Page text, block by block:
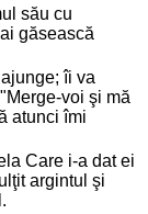
său cu
găsească
îi va
voi şi mă
atunci îmi
Care i-a dat ei
argintul şi